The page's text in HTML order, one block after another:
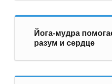
Йога-мудра
разум и сердце